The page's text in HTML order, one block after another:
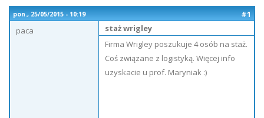
pon., 25/05/2015 - 10:19
#1
paca
staż wrigley
Firma Wrigley poszukuje 4 osób na staż.
Coś związane z logistyką. Więcej info
uzyskacie u prof. Maryniak :)